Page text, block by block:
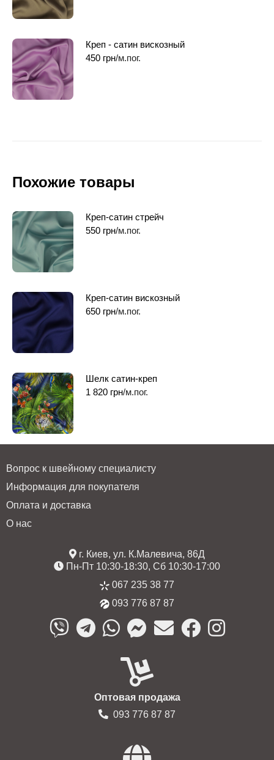
Креп - сатин вискозный
450 грн/м.пог.
Похожие товары
Креп-сатин стрейч
550 грн/м.пог.
Креп-сатин вискозный
650 грн/м.пог.
Шелк сатин-креп
1 820 грн/м.пог.
Вопрос к швейному специалисту
Информация для покупателя
Оплата и доставка
О нас
г. Киев, ул. К.Малевича, 86Д
Пн-Пт 10:30-18:30, Сб 10:30-17:00
067 235 38 77
093 776 87 87
Оптовая продажа
093 776 87 87